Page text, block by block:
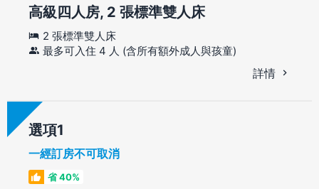
高級四人房, 2 張標準雙人床
2 張標準雙人床
最多可入住 4 人 (含所有額外成人與孩童)
詳情
選項
一經訂房不可取消
省 40%